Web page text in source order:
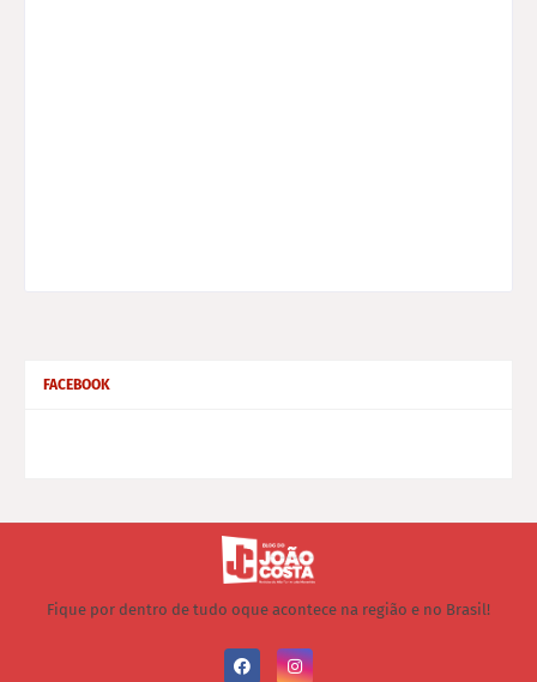
FACEBOOK
Fique por dentro de tudo oque acontece na região e no Brasil!